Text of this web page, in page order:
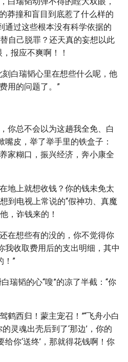
莽撞和盲目到底惹了什么样的
通过这些根本没有科学依据的
自己脱罪？还天真的妄想以此
报应不爽啊！！
刻白瑞韬心里在想些什么呢，他
用的问题了。”
你总不会以为这趟我全免、白
嘴皮，举了举手里的铁盒子：
家糊口，振兴经济，奔小康全
地上就想收钱？你的钱未免太
到电视上常说的“假神功、真魔
，诈钱来的！
在想些有的没的，你不觉得你
我收取费用后的支出明细，其中
！”
瑞韬的心“嗖”的凉了半截：“你
鹤西归！蒙主宠召！”“飞舟小白
灵魂出壳后到了‘那边’，你的
你‘送终’，那就得花钱啊！你